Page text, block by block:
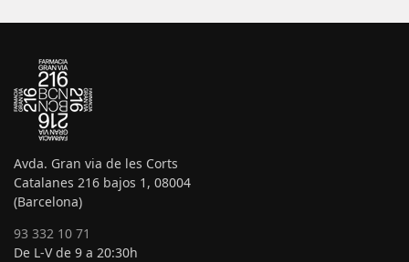
Avda. Gran via de les Corts
Catalanes 216 bajos 1, 08004
(Barcelona)
93 332 10 71
De L-V de 9 a 20:30h